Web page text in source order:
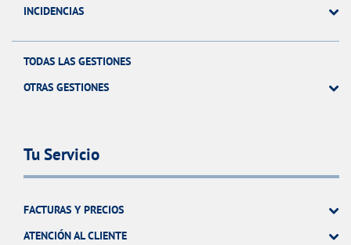
INCIDENCIAS
TODAS LAS GESTIONES
OTRAS GESTIONES
Tu Servicio
FACTURAS Y PRECIOS
ATENCIÓN AL CLIENTE